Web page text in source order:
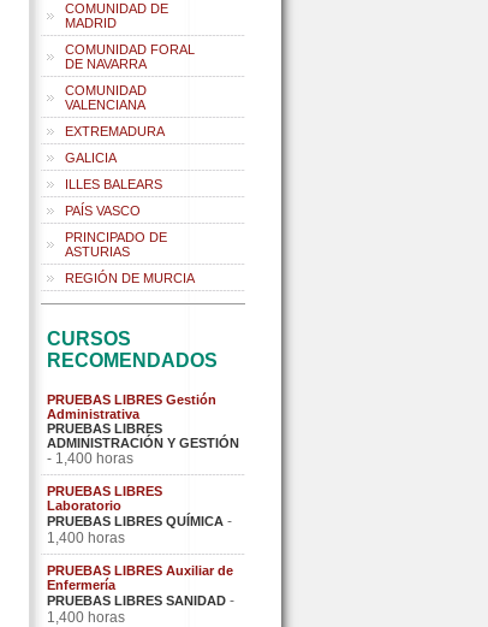
COMUNIDAD DE
MADRID
COMUNIDAD FORAL
DE NAVARRA
COMUNIDAD
VALENCIANA
EXTREMADURA
GALICIA
ILLES BALEARS
PAÍS VASCO
PRINCIPADO DE
ASTURIAS
REGIÓN DE MURCIA
CURSOS
RECOMENDADOS
PRUEBAS LIBRES Gestión
Administrativa
PRUEBAS LIBRES
ADMINISTRACIÓN Y GESTIÓN
- 1,400 horas
PRUEBAS LIBRES
Laboratorio
PRUEBAS LIBRES QUÍMICA -
1,400 horas
PRUEBAS LIBRES Auxiliar de
Enfermería
PRUEBAS LIBRES SANIDAD -
1,400 horas